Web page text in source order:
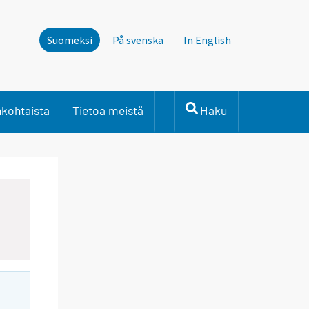
Suomeksi På svenska In English
Tietoa meistä Haku